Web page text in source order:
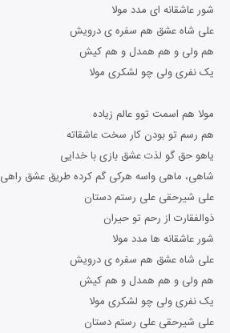
شور عاشقانه ای مدد مولا
علی شاه عشق هم سفره ی درویش
هم ولی و هم همدل و هم کیش
یک نفری ولی چو لشکری مولا
مولا هم اسمت توو عالم زیاده
هم رسم تو بودن کار سخت عاشقاته
یاهو حق گو لذت عشق بازی با خدایی
شاهی، ماهی واسه هرکی گم کرده طریق عشق راهی
علی شیرحقی علی رستم دستان
ذوالفقارت از رحم تو حیران
شور عاشقانه ها مدد مولا
علی شاه عشق هم سفره ی درویش
هم ولی و هم همدل و هم کیش
یک نفری ولی چو لشکری مولا
علی شیرحقی علی رستم دستان